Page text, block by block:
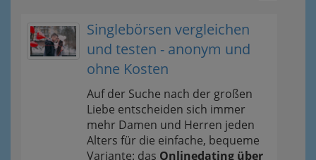
Singlebörsen vergleichen
und testen - anonym und
ohne Kosten
Auf der Suche nach der großen
Liebe entscheiden sich immer
mehr Damen und Herren jeden
Alters für die einfache, bequeme
Variante: das Onlinedating über